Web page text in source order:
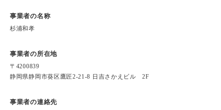
事業者の名称
杉浦和孝
事業者の所在地
〒4200839
静岡県静岡市葵区鷹匠2-21-8 日吉さかえビル 2F
事業者の連絡先